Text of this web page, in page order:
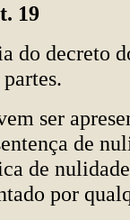
19
do decreto
ser
de
de
por